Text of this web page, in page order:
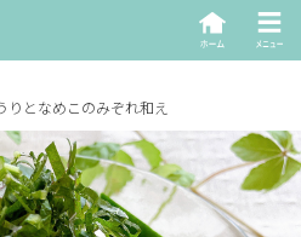
となめこのみぞれ和え